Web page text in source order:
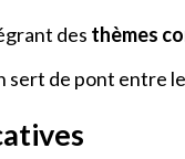
des thèmes
de pont entre